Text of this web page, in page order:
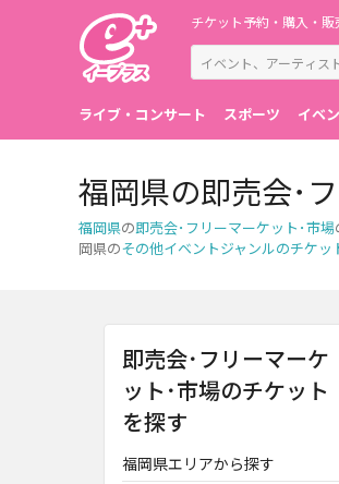
チケット予約・購入・販
ライブ・コンサート スポーツ イベ
福岡県の即売会･
福岡県の即売会･フリーマーケット･市場
岡県のその他イベントジャンルのチケッ
即売会･フリーマーケ
ット･市場のチケット
を探す
福岡県エリアから探す